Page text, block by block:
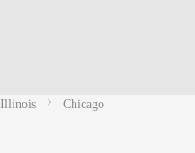
Illinois Chicago